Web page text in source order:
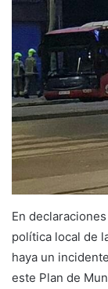
En
política local de
haya un
este Plan de